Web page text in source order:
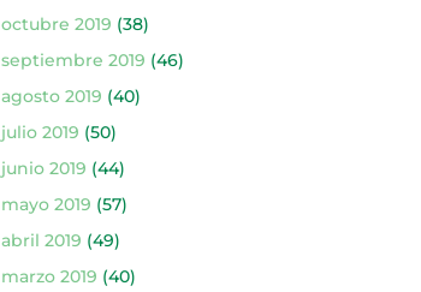
octubre 2019 (38)
septiembre 2019 (46)
agosto 2019 (40)
julio 2019 (50)
junio 2019 (44)
mayo 2019 (57)
abril 2019 (49)
marzo 2019 (40)